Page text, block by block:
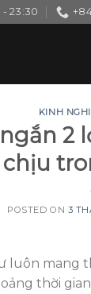
- 23:30
KINH
2
POSTED ON 3
mang
thời